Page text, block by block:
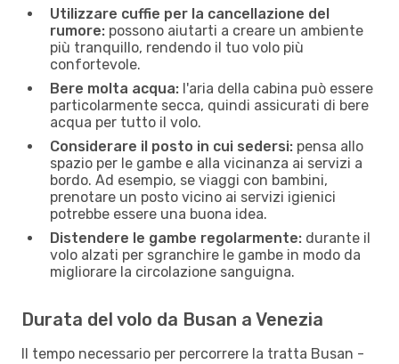
Utilizzare cuffie per la cancellazione del
rumore: possono aiutarti a creare un ambiente
più tranquillo, rendendo il tuo volo più
confortevole.
Bere molta acqua: l'aria della cabina può essere
particolarmente secca, quindi assicurati di bere
acqua per tutto il volo.
Considerare il posto in cui sedersi: pensa allo
spazio per le gambe e alla vicinanza ai servizi a
bordo. Ad esempio, se viaggi con bambini,
prenotare un posto vicino ai servizi igienici
potrebbe essere una buona idea.
Distendere le gambe regolarmente: durante il
volo alzati per sgranchire le gambe in modo da
migliorare la circolazione sanguigna.
Durata del volo da Busan a Venezia
Il tempo necessario per percorrere la tratta Busan -